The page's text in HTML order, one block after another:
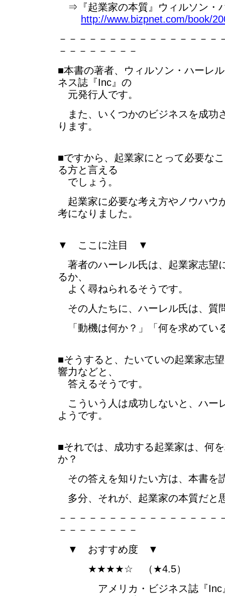
⇒『起業家の本質』ウィルソン・
http://www.bizpnet.com/book/
－－－－－－－－－－－－－－－－
－－－－－－－－
■本書の著者、ウィルソン・ハーレ
ネス誌『Inc』の
元発行人です。
また、いくつかのビジネスを成功
ります。
■ですから、起業家にとって必要な
る方と言える
でしょう。
起業家に必要な考え方やノウハウ
考になりました。
▼ ここに注目 ▼
著者のハーレル氏は、起業家志望
るか、
よく尋ねられるそうです。
その人たちに、ハーレル氏は、質
「動機は何か？」「何を求めてい
■そうすると、たいていの起業家志
響力などと、
答えるそうです。
こういう人は成功しないと、ハー
ようです。
■それでは、成功する起業家は、何
か？
その答えを知りたい方は、本書を
多分、それが、起業家の本質だと
－－－－－－－－－－－－－－－－
－－－－－－－－
▼ おすすめ度 ▼
★★★★☆ （★4.5）
アメリカ・ビジネス誌『Inc』